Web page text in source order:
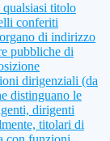
titolo
conferiti
di indirizzo
pubbliche di
dirigenziali (da
distinguano le
dirigenti
titolari di